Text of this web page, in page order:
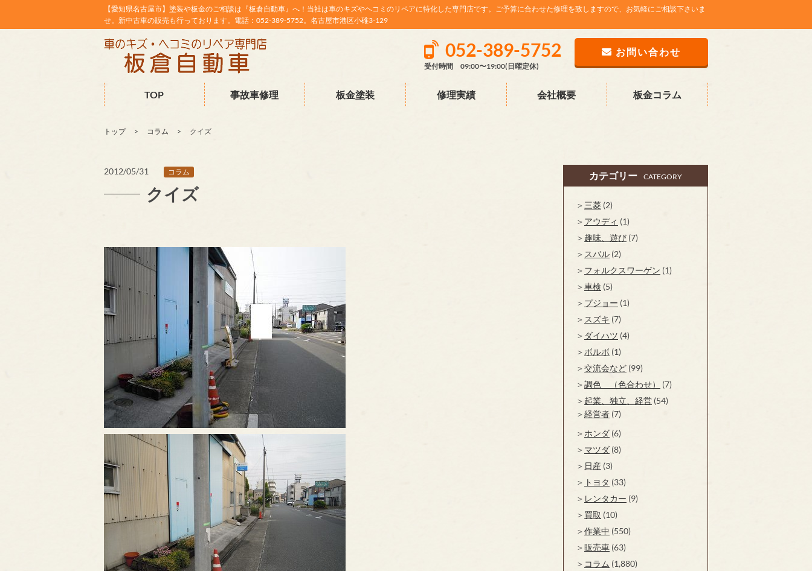
【愛知県名古屋市】塗装や板金のご相談は『板倉自動車』へ！当社は車のキズやヘコミのリペアに特化した専門店です。ご予算に合わせた修理を致しますので、お気軽にご相談下さいま
せ。新中古車の販売も行っております。電話：052-389-5752。名古屋市港区小碓3-129
052-389-5752
受付時間 09:00〜19:00(日曜定休)
お問い合わせ
TOP 事故車修理 板金塗装 修理実績 会社概要 板金コラム
トップ コラム クイズ
2012/05/31 コラム
クイズ
カテゴリー CATEGORY
三菱 (2)
アウディ (1)
趣味、遊び (7)
スバル (2)
フォルクスワーゲン (1)
車検 (5)
プジョー (1)
スズキ (7)
ダイハツ (4)
ボルボ (1)
交流会など (99)
調色 （色合わせ）
(7)
起業、独立、経営 (54)
経営者 (7)
ホンダ (6)
マツダ (8)
日産 (3)
トヨタ (33)
レンタカー (9)
買取 (10)
作業中 (550)
販売車 (63)
コラム (1,880)